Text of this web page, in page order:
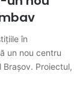
în
un nou centru
Proiectul,